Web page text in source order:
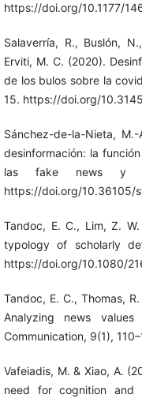
https://doi.org/10.1177/
Salaverría, R., Buslón,
Erviti, M. C. (2020).
de los bulos sobre la
15. https://doi.org/
Sánchez-de-la-Nieta,
desinformación: la
las fake news y la
https://doi.org/10.36105/
Tandoc, E. C., Lim, Z.
typology of scholarly
https://doi.org/10.1080/
Tandoc, E. C., Thomas,
Analyzing news
Communication, 9(1),
Vafeiadis, M. & Xiao, A.
need for cognition and